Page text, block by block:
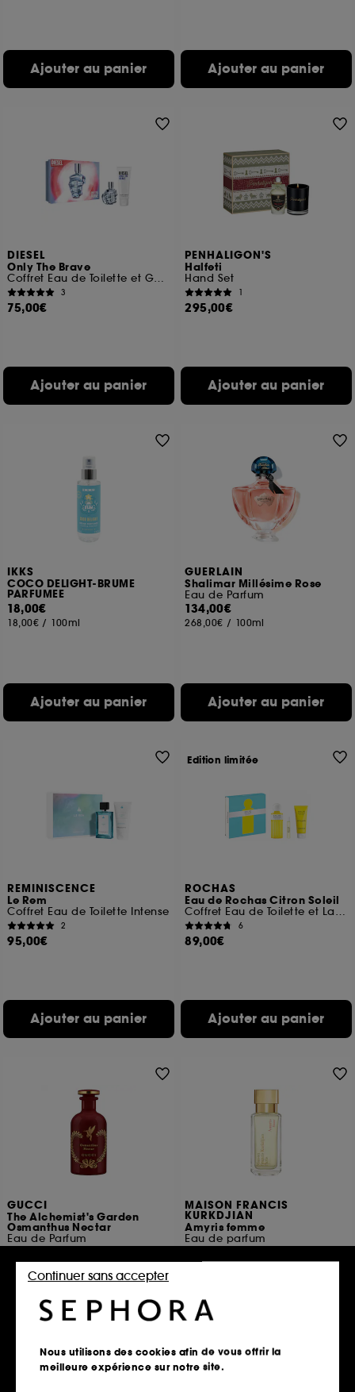
Ajouter au panier Ajouter au panier
DIESEL
Only The Brave
Coffret Eau de Toilette et Gel Douche
3
75,00€
Ajouter au panier
PENHALIGON'S
Halfeti
Hand Set
1
295,00€
Ajouter au panier
IKKS
COCO DELIGHT-BRUME
PARFUMEE
18,00€
18,00€ / 100ml
Ajouter au panier
GUERLAIN
Shalimar Millésime Rose
Eau de Parfum
134,00€
268,00€ / 100ml
Ajouter au panier
REMINISCENCE
Le Rem
Coffret Eau de Toilette Intense
2
95,00€
Ajouter au panier
ROCHAS
Eau de Rochas Citron Soleil
Coffret Eau de Toilette et Lait Corps
6
89,00€
Ajouter au panier
Edition limitée
GUCCI
The Alchemist's Garden
Osmanthus Nectar
Eau de Parfum
345,00€
345,00€ /100ml
MAISON FRANCIS
KURKDJIAN
Amyris femme
Eau de parfum
Nous utilisons des cookies afin de vous offrir la
meilleure expérience sur notre site.
Continuer sans accepter